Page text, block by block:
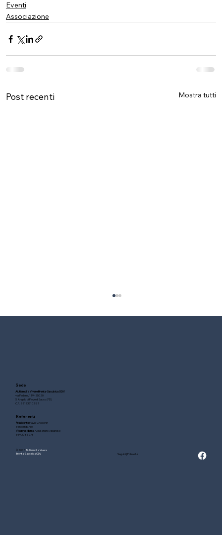
Eventi
Associazione
Post recenti Mostra tutti
già attiva sul territorio
Sede
Aiutiamoli a Vivere Brenta-Saccisica ODV
via Padana, 119 - 35020
S. Angelo di Piove di Sacco (PD)
C.F. 92173510287
Referenti
PresidenteFlavio Checchin
345 6358710
VicepresidenteAlessandro Albanese
349 3085273
Seguici | Follow Us
© 2025 Aiutiamoli a Vivere
Brenta-Saccisica ODV